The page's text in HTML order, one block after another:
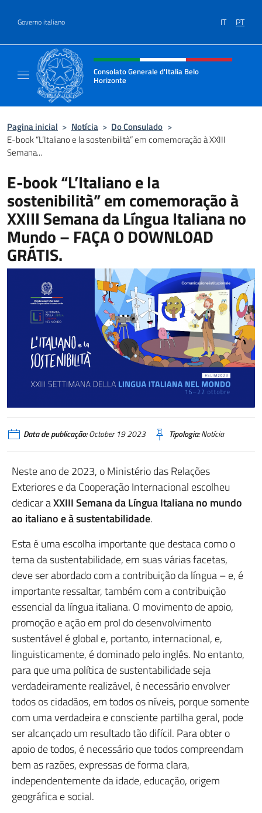
Governo italiano IT PT
Site, social e cabeçalho do menu
Consolato Generale d'Italia Belo
Horizonte
Pagina inicial > Notícia > Do Consulado >
E-book “L’Italiano e la sostenibilità” em comemoração à XXIII
Semana...
E-book “L’Italiano e la
sostenibilità” em comemoração à
XXIII Semana da Língua Italiana no
Mundo – FAÇA O DOWNLOAD
GRÁTIS.
Data de publicação:October 19 2023 Tipologia:Notícia
Neste ano de 2023, o Ministério das Relações
Exteriores e da Cooperação Internacional escolheu
dedicar aXXIII Semana da Língua Italiana no mundo
ao italiano e à sustentabilidade.
Esta é uma escolha importante que destaca como o
tema da sustentabilidade, em suas várias facetas,
deve ser abordado com a contribuição da língua – e, é
importante ressaltar, também com a contribuição
essencial da língua italiana. O movimento de apoio,
promoção e ação em prol do desenvolvimento
sustentável é global e, portanto, internacional, e,
linguisticamente, é dominado pelo inglês. No entanto,
para que uma política de sustentabilidade seja
verdadeiramente realizável, é necessário envolver
todos os cidadãos, em todos os níveis, porque somente
com uma verdadeira e consciente partilha geral, pode
ser alcançado um resultado tão difícil. Para obter o
apoio de todos, é necessário que todos compreendam
bem as razões, expressas de forma clara,
independentemente da idade, educação, origem
geográfica e social.